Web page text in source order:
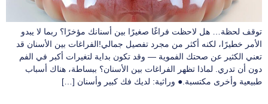
توقف لحظة… هل لاحظت فراغًا صغيرًا بين أسنانك مؤخرًا؟ ربما لا يبدو
الأمر خطيرًا، لكنه أكثر من مجرد تفصيل جمالي!الفراغات بين الأسنان قد
تعني الكثير عن صحتك الفموية — وقد تكون بداية لتغيرات أكبر في الفم
دون أن تدري. لماذا تظهر الفراغات بين الأسنان؟ ببساطة، هناك أسباب
طبيعية وأخرى مكتسبة.● وراثية: لديك فك كبير وأسنان […]